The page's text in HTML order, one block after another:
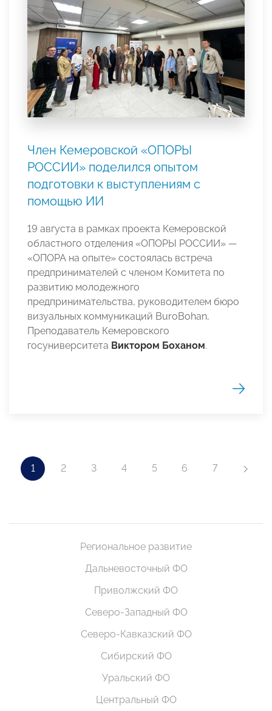
Член Кемеровской «ОПОРЫ
РОССИИ» поделился опытом
подготовки к выступлениям с
помощью ИИ
19 августа в рамках проекта Кемеровской
областного отделения «ОПОРЫ РОССИИ» —
«ОПОРА на опыте» состоялась встреча
предпринимателей с членом Комитета по
развитию молодежного
предпринимательства, руководителем бюро
визуальных коммуникаций BuroBohan,
Преподаватель Кемеровского
госуниверситета Виктором Боханом.
1 2 3 4 5 6 7
Региональное развитие
Дальневосточный ФО
Приволжский ФО
Северо-Западный ФО
Северо-Кавказский ФО
Сибирский ФО
Уральский ФО
Центральный ФО